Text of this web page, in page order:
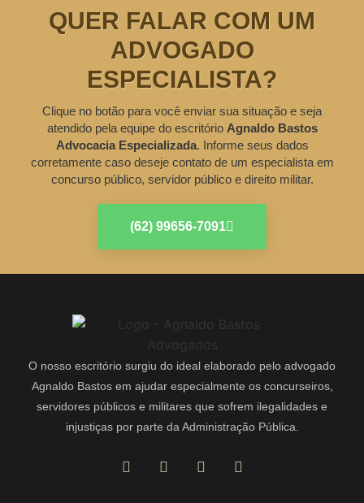
QUER FALAR COM UM
ADVOGADO
ESPECIALISTA?
Clique no botão para você enviar sua situação e seja
atendido pela equipe do escritório Agnaldo Bastos
Advocacia Especializada. Informe seus dados
corretamente caso deseje contato de um especialista em
concurso público, servidor público e direito militar.
(62) 99656-7091
O nosso escritório surgiu do ideal elaborado pelo advogado
Agnaldo Bastos em ajudar especialmente os concurseiros,
servidores públicos e militares que sofrem ilegalidades e
injustiças por parte da Administração Pública.